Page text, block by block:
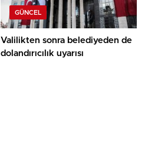
GÜNCEL
Valilikten sonra belediyeden de
dolandırıcılık uyarısı